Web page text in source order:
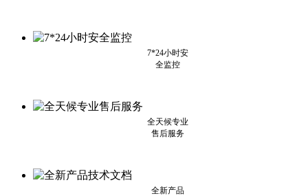
7*24小时安
全监控
全天候专业
售后服务
全新产品